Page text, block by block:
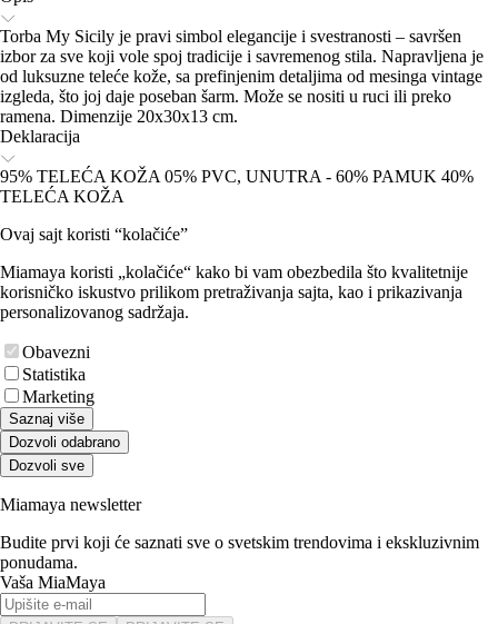
Torba My Sicily je pravi simbol elegancije i svestranosti – savršen
izbor za sve koji vole spoj tradicije i savremenog stila. Napravljena je
od luksuzne teleće kože, sa prefinjenim detaljima od mesinga vintage
izgleda, što joj daje poseban šarm. Može se nositi u ruci ili preko
ramena. Dimenzije 20x30x13 cm.
Deklaracija
95% TELEĆA KOŽA 05% PVC, UNUTRA - 60% PAMUK 40%
TELEĆA KOŽA
Ovaj sajt koristi “kolačiće”
Miamaya koristi „kolačiće“ kako bi vam obezbedila što kvalitetnije
korisničko iskustvo prilikom pretraživanja sajta, kao i prikazivanja
personalizovanog sadržaja.
Obavezni
Statistika
Marketing
Saznaj više
Dozvoli odabrano
Dozvoli sve
Miamaya newsletter
Budite prvi koji će saznati sve o svetskim trendovima i ekskluzivnim
ponudama.
Vaša MiaMaya